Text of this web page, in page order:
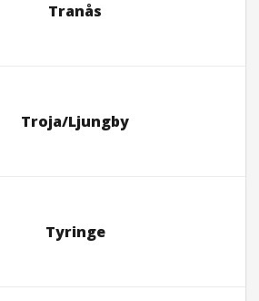
Tranås
Troja/Ljungby
Tyringe